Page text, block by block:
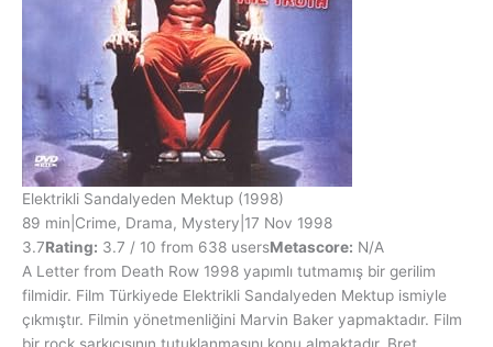
Elektrikli Sandalyeden Mektup (1998)
89 min Crime, Drama, Mystery 17 Nov 1998
3.7Rating: 3.7 / 10 from 638 usersMetascore: N/A
A Letter from Death Row 1998 yapımlı tutmamış bir gerilim
filmidir. Film Türkiyede Elektrikli Sandalyeden Mektup ismiyle
çıkmıştır. Filmin yönetmenliğini Marvin Baker yapmaktadır. Film